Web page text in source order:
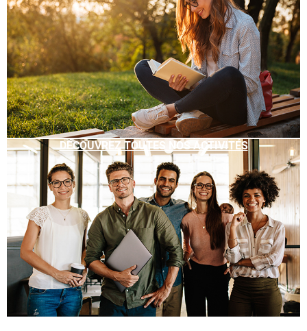
DÉCOUVREZ TOUTES NOS ACTIVITÉS